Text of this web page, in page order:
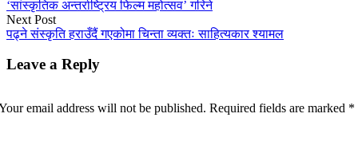
‘सांस्कृतिक अन्तर्राष्ट्रिय फिल्म महोत्सव’ गरिने
Next Post
पढ्ने संस्कृति हराउँदैं गएकोमा चिन्ता व्यक्तः साहित्यकार श्यामल
Leave a Reply
email address will not be published. Required fields are marked *